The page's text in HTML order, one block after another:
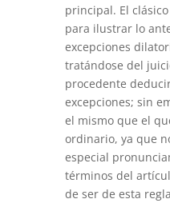
principal. El
para ilustrar lo
excepciones
tratándose del
procedente
excepciones; sin
el mismo que el
ordinario, ya que
especial
términos del
de ser de esta